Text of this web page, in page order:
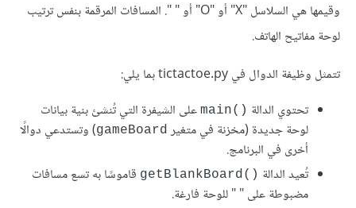
وقيمها هي السلاسل "X" أو "O" أو " ". المسافات المرقمة بنفس ترتيب
لوحة مفاتيح الهاتف.
تتمثل وظيفة الدوال في tictactoe.py بما يلي:
تحتوي الدالة main()‎‎ على الشيفرة التي تُنشئ بنية بيانات
لوحة جديدة (مخزنة في متغير gameBoard) وتستدعي دوالًا
أخرى في البرنامج.
تُعيد الدالة getBlankBoard()‎‎ قاموسًا به تسع مسافات
مضبوطة على " " للوحة فارغة.